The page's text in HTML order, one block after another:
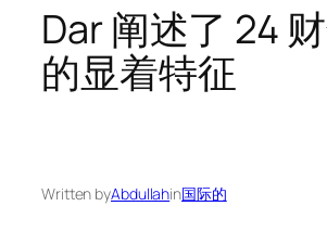
Dar 阐述了 24
的显着特征
Written byAbdullahin国际的